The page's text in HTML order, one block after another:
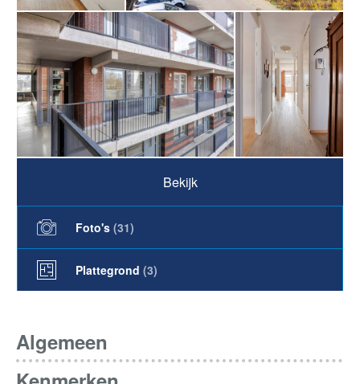
Bekijk
Foto's (31)
Plattegrond (3)
Algemeen